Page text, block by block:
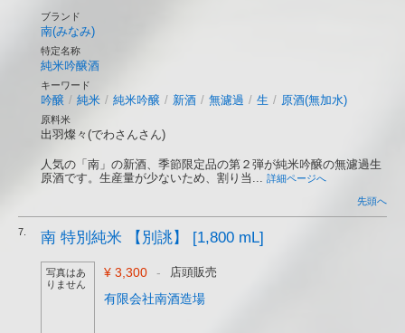
ブランド
南(みなみ)
特定名称
純米吟醸酒
キーワード
吟醸 / 純米 / 純米吟醸 / 新酒 / 無濾過 / 生 / 原酒(無加水)
原料米
出羽燦々(でわさんさん)
人気の「南」の新酒、季節限定品の第２弾が純米吟醸の無濾過生
原酒です。生産量が少ないため、割り当... 詳細ページへ
先頭へ
7. 南 特別純米 【別誂】 [1,800 mL]
写真はあ
りません
¥ 3,300 - 店頭販売
有限会社南酒造場